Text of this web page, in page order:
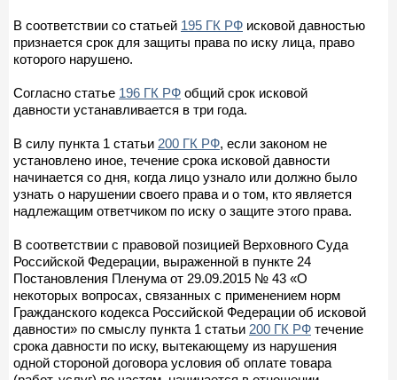
В соответствии со статьей 195 ГК РФ исковой давностью
признается срок для защиты права по иску лица, право
которого нарушено.
Согласно статье 196 ГК РФ общий срок исковой
давности устанавливается в три года.
В силу пункта 1 статьи 200 ГК РФ, если законом не
установлено иное, течение срока исковой давности
начинается со дня, когда лицо узнало или должно было
узнать о нарушении своего права и о том, кто является
надлежащим ответчиком по иску о защите этого права.
В соответствии с правовой позицией Верховного Суда
Российской Федерации, выраженной в пункте 24
Постановления Пленума от 29.09.2015 № 43 «О
некоторых вопросах, связанных с применением норм
Гражданского кодекса Российской Федерации об исковой
давности» по смыслу пункта 1 статьи 200 ГК РФ течение
срока давности по иску, вытекающему из нарушения
одной стороной договора условия об оплате товара